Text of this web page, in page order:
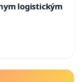
logistickým